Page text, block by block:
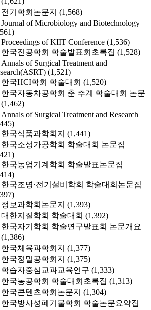
전기학회논문지 (1,568)
Journal of Microbiology and Biotechnology
Proceedings of KIIT Conference (1,536)
한국진공학회 학술발표회초록집 (1,528)
Annals of Surgical Treatment and
(1,521)
한국HCI학회 학술대회 (1,520)
한국자동차공학회 춘 추계 학술대회 논문
(1,462)
Annals of Surgical Treatment and Research
한국식품과학회지 (1,441)
한국소성가공학회 학술대회 논문집
한국농업기계학회 학술발표논문집
한국조명·전기설비학회 학술대회논문집
정보과학회논문지 (1,393)
대한지질학회 학술대회 (1,392)
한국자기학회 학술연구발표회 논문개요
(1,386)
한국체육과학회지 (1,377)
한국정밀공학회지 (1,375)
학습자중심교과교육연구 (1,333)
한국농공학회 학술대회초록집 (1,313)
한국콘텐츠학회논문지 (1,304)
한국방사성폐기물학회 학술논문요약집